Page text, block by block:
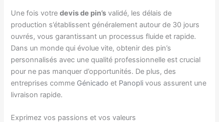
Une fois votredevis de pin’s validé, les délais de
production s’établissent généralement autour de 30 jours
ouvrés, vous garantissant un processus fluide et rapide.
Dans un monde qui évolue vite, obtenir des pin’s
personnalisés avec une qualité professionnelle est crucial
pour ne pas manquer d’opportunités. De plus, des
entreprises comme Génicado et Panopli vous assurent une
livraison rapide.
Exprimez vos passions et vos valeurs